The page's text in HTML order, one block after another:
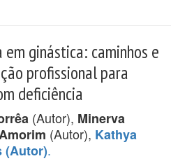
ginástica: caminhos e
profissional para
deficiência
(Autor), Minerva
(Autor), Kathya
(Autor).